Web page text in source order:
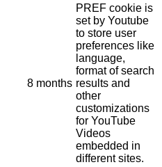
8 months
PREF cookie is
set by Youtube
to store user
preferences like
language,
format of search
results and
other
customizations
for YouTube
Videos
embedded in
different sites.